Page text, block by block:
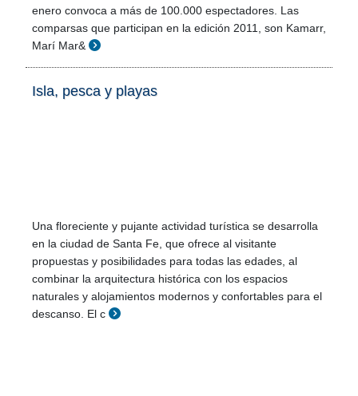
enero convoca a más de 100.000 espectadores. Las
comparsas que participan en la edición 2011, son Kamarr,
Marí Mar&
Isla, pesca y playas
Una floreciente y pujante actividad turística se desarrolla
en la ciudad de Santa Fe, que ofrece al visitante
propuestas y posibilidades para todas las edades, al
combinar la arquitectura histórica con los espacios
naturales y alojamientos modernos y confortables para el
descanso. El c